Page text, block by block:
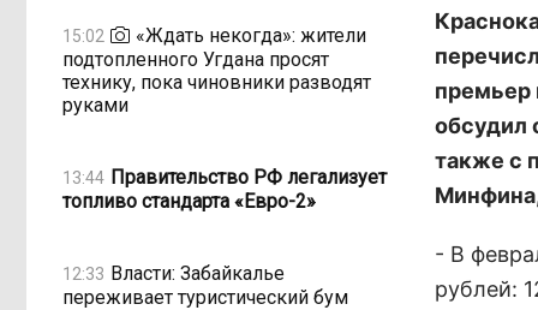
15:02
«Ждать некогда»: жители
подтопленного Угдана просят
технику, пока чиновники разводят
руками
13:44 Правительство РФ легализует
топливо стандарта «Евро-2»
12:33 Власти: Забайкалье
переживает туристический бум
премьер
обсудил
также с
- В
рублей: